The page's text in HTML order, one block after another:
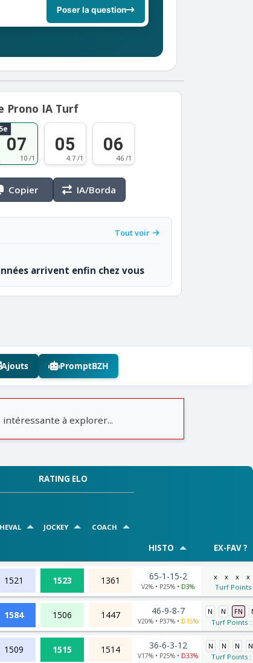
Poser la question
Prono IA Turf
5e
07
10 /1
05
4.7 /1
06
46 /1
Copier IA/Borda
Tout voir
arrivent enfin chez vous
Ajouts PromptBZH
à explorer...
RATING ELO
JOCKEY COACH
HISTO EX-FAV ?
1521 1523 1361 65-1-15-2
V2% • P25% • D3%
x x x
x
Turf
1584 1506 1447 46-9-8-7
V20% • P37% • D15%
N N FN
Turf Points :
1509 1515 1514 36-6-3-12
V17% • P25% • D33%
N N N
N
Turf Points :